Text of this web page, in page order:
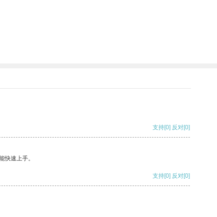
支持[0] 反对[0]
快速上手。
支持[0] 反对[0]